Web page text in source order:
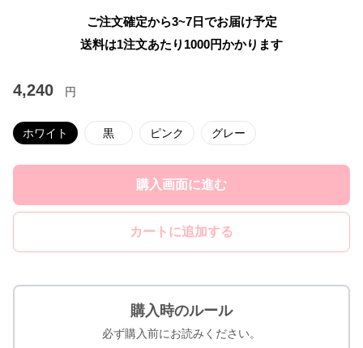
ご注文確定から3~7日でお届け予定
送料は1注文あたり 1000円かかります
4,240 円
ホワイト 黒 ピンク グレー
購入画面に進む
カートに追加する
購入時のルール
必ず購入前にお読みください。